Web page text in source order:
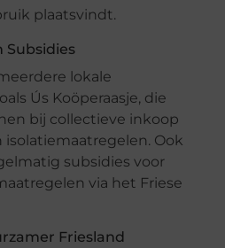
plaatsvindt.
Subsidies
lokale
Ús Koöperaasje, die
bij collectieve inkoop
Ook
subsidies voor
via het Friese
Friesland